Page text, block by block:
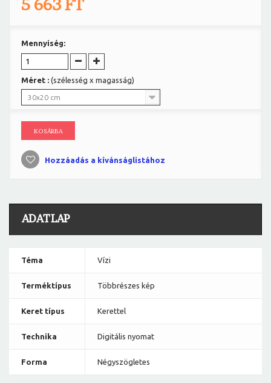
5 663 FT
Mennyiség:
Méret : (szélesség x magasság)
30x20 cm
KOSÁRBA
Hozzáadás a kívánságlistához
ADATLAP
Téma Vízi
Terméktípus Többrészes kép
Keret típus Kerettel
Technika Digitális nyomat
Forma Négyszögletes